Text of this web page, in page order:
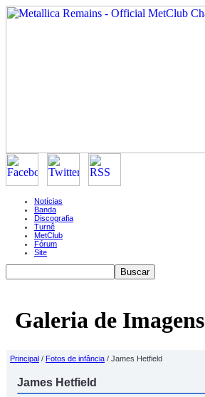
Notícias
Banda
Discografia
Turnê
MetClub
Fórum
Site
Galeria de Imagens
Principal / Fotos de infância / James Hetfield
James Hetfield